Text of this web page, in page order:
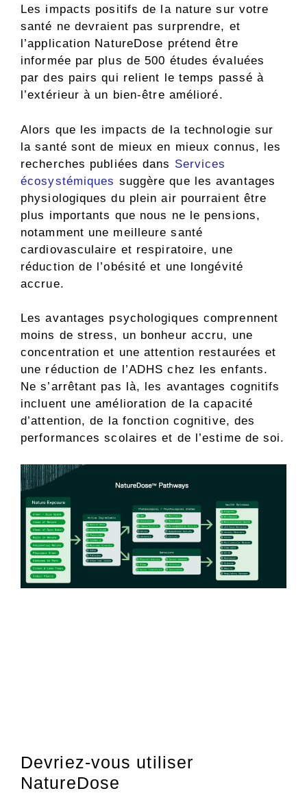
Les impacts positifs de la nature sur votre
santé ne devraient pas surprendre, et
l’application NatureDose prétend être
informée par plus de 500 études évaluées
par des pairs qui relient le temps passé à
l’extérieur à un bien-être amélioré.
Alors que les impacts de la technologie sur
la santé sont de mieux en mieux connus, les
recherches publiées dans Services
écosystémiques suggère que les avantages
physiologiques du plein air pourraient être
plus importants que nous ne le pensions,
notamment une meilleure santé
cardiovasculaire et respiratoire, une
réduction de l’obésité et une longévité
accrue.
Les avantages psychologiques comprennent
moins de stress, un bonheur accru, une
concentration et une attention restaurées et
une réduction de l’ADHS chez les enfants.
Ne s’arrêtant pas là, les avantages cognitifs
incluent une amélioration de la capacité
d’attention, de la fonction cognitive, des
performances scolaires et de l’estime de soi.
Devriez-vous utiliser
NatureDose